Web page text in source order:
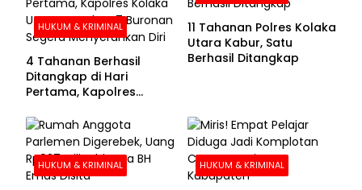
HUKUM & KRIMINAL
4 Tahanan Berhasil
Ditangkap di Hari
Pertama, Kapolres
Buronan Segera
Menyerahkan Diri
11 Tahanan Polres Kolaka
Utara Kabur, Satu
Berhasil Ditangkap
HUKUM & KRIMINAL HUKUM & KRIMINAL